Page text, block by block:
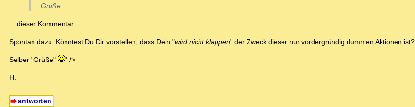
Grüße
... dieser Kommentar.
Spontan dazu: Könntest Du Dir vorstellen, dass Dein "wird nicht klappen" der Zweck dieser nur vordergründig dummen Aktionen ist?
Selber "Grüße" " />
H.
antworten